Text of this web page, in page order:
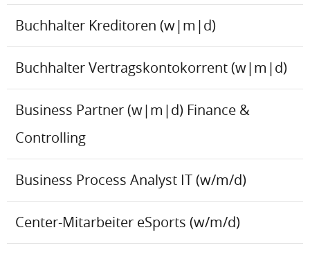
Buchhalter Kreditoren (w|m|d)
Buchhalter Vertragskontokorrent (w|m|d)
Business Partner (w|m|d) Finance &
Controlling
Business Process Analyst IT (w/m/d)
Center-Mitarbeiter eSports (w/m/d)